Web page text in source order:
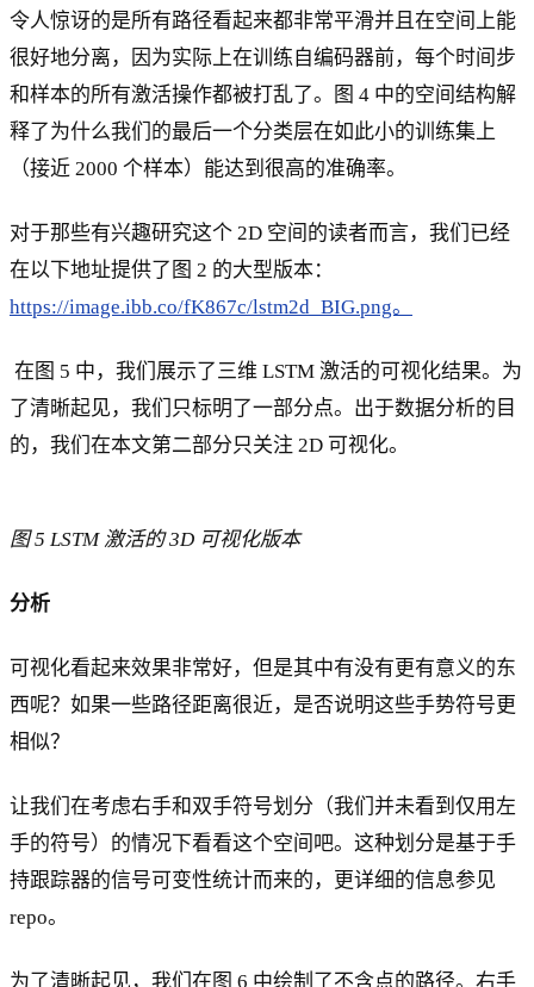
令人惊讶的是所有路径看起来都非常平滑并且在空间上能
很好地分离，因为实际上在训练自编码器前，每个时间步
和样本的所有激活操作都被打乱了。图 4 中的空间结构解
释了为什么我们的最后一个分类层在如此小的训练集上
（接近 2000 个样本）能达到很高的准确率。
对于那些有兴趣研究这个 2D 空间的读者而言，我们已经
在以下地址提供了图 2 的大型版本：
https://image.ibb.co/fK867c/lstm2d_BIG.png。
在图 5 中，我们展示了三维 LSTM 激活的可视化结果。为
了清晰起见，我们只标明了一部分点。出于数据分析的目
的，我们在本文第二部分只关注 2D 可视化。
图 5 LSTM 激活的 3D 可视化版本
分析
可视化看起来效果非常好，但是其中有没有更有意义的东
西呢？如果一些路径距离很近，是否说明这些手势符号更
相似？
让我们在考虑右手和双手符号划分（我们并未看到仅用左
手的符号）的情况下看看这个空间吧。这种划分是基于手
持跟踪器的信号可变性统计而来的，更详细的信息参见
repo。
为了清晰起见，我们在图 6 中绘制了不含点的路径。右手